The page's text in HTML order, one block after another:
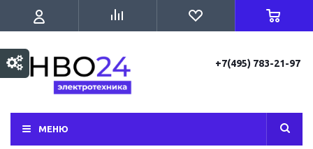
+7(495) 783-21-97
МЕНЮ